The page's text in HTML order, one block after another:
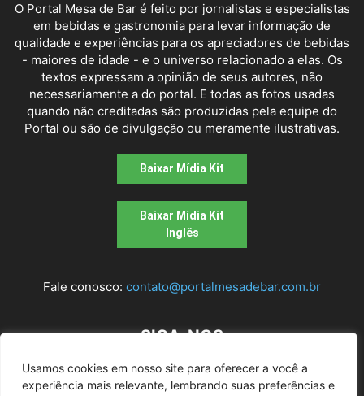
Usamos cookies em nosso site para oferecer a você a
experiência mais relevante, lembrando suas preferências e
O Portal Mesa de Bar é feito por jornalistas e especialistas
em bebidas e gastronomia para levar informação de
qualidade e experiências para os apreciadores de bebidas
- maiores de idade - e o universo relacionado a elas. Os
textos expressam a opinião de seus autores, não
necessariamente a do portal. E todas as fotos usadas
quando não creditadas são produzidas pela equipe do
Portal ou são de divulgação ou meramente ilustrativas.
Baixar Mídia Kit
Baixar Mídia Kit
Inglês
Fale conosco: contato@portalmesadebar.com.br
SIGA-NOS